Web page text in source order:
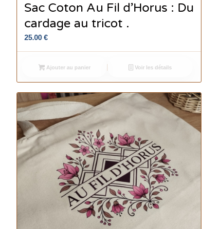
Sac Coton Au Fil d’Horus : Du
cardage au tricot .
25.00 €
Ajouter au panier Voir les détails